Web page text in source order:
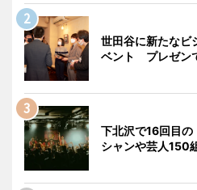
世田谷に新たなビ
ベント プレゼン
下北沢で16回目
シャンや芸人150